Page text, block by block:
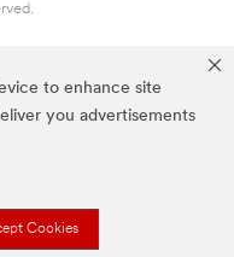
to enhance site
you advertisements
Cookies
は3M社の商標です。